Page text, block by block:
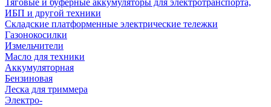
Тяговые и буферные аккумуляторы для электротранспорта,
ИБП и другой техники
Складские платформенные электрические тележки
Газонокосилки
Измельчители
Масло для техники
Аккумуляторная
Бензиновая
Леска для триммера
Электро-